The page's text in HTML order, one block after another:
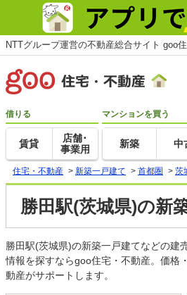
NTTグループ運営の不動産総合サイト goo
借りる
賃貸
店舗･
事業用
マンションを買う
新築 中
住宅・不動産 > 新築一戸建て > 首都圏 > 茨
勝田駅(茨城県)の新
勝田駅(茨城県)の新築一戸建てなどの建
情報を探すならgoo住宅・不動産。価格
動産がサポートします。